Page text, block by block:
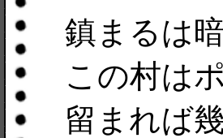
鎮まるは
この村は
留まれば